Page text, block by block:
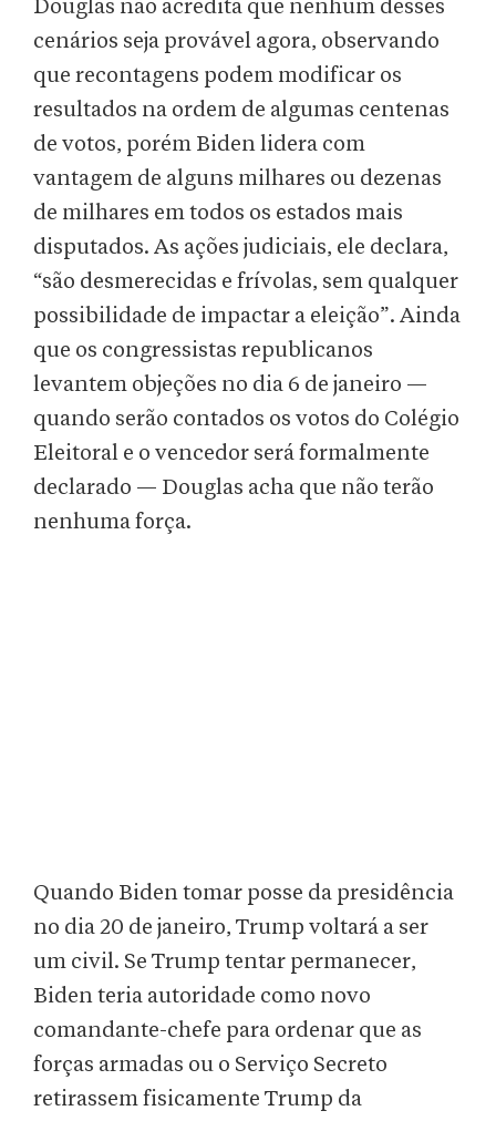
Douglas não acredita que nenhum desses
cenários seja provável agora, observando
que recontagens podem modificar os
resultados na ordem de algumas centenas
de votos, porém Biden lidera com
vantagem de alguns milhares ou dezenas
de milhares em todos os estados mais
disputados. As ações judiciais, ele declara,
“são desmerecidas e frívolas, sem qualquer
possibilidade de impactar a eleição”. Ainda
que os congressistas republicanos
levantem objeções no dia 6 de janeiro —
quando serão contados os votos do Colégio
Eleitoral e o vencedor será formalmente
declarado — Douglas acha que não terão
nenhuma força.
Quando Biden tomar posse da presidência
no dia 20 de janeiro, Trump voltará a ser
um civil. Se Trump tentar permanecer,
Biden teria autoridade como novo
comandante-chefe para ordenar que as
forças armadas ou o Serviço Secreto
retirassem fisicamente Trump da